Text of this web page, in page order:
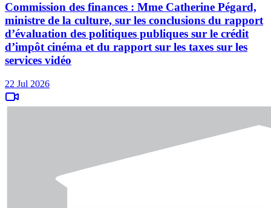
Commission des finances : Mme Catherine Pégard,
ministre de la culture, sur les conclusions du rapport
d’évaluation des politiques publiques sur le crédit
d’impôt cinéma et du rapport sur les taxes sur les
services vidéo
22 Jul 2026